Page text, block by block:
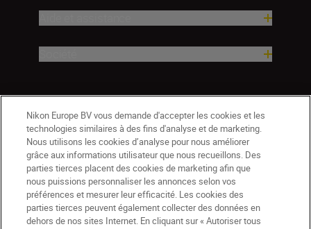
Nikon Europe BV vous demande d'accepter les cookies et les
technologies similaires à des fins d'analyse et de marketing.
Nous utilisons les cookies d’analyse pour nous améliorer
grâce aux informations utilisateur que nous recueillons. Des
parties tierces placent des cookies de marketing afin que
nous puissions personnaliser les annonces selon vos
préférences et mesurer leur efficacité. Les cookies des
parties tierces peuvent également collecter des données en
dehors de nos sites Internet. En cliquant sur « Autoriser tous